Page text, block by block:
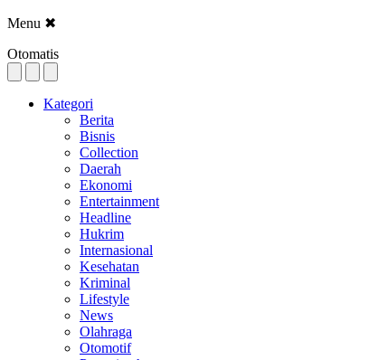
Menu ✖
Otomatis
Kategori
Berita
Bisnis
Collection
Daerah
Ekonomi
Entertainment
Headline
Hukrim
Internasional
Kesehatan
Kriminal
Lifestyle
News
Olahraga
Otomotif